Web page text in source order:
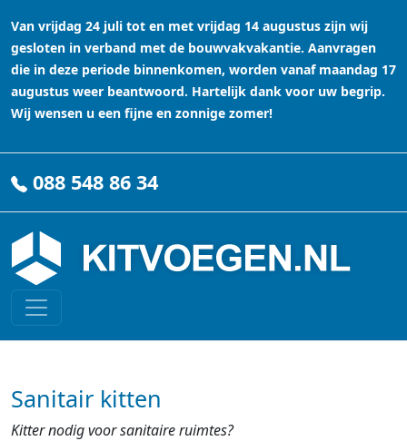
Van vrijdag 24 juli tot en met vrijdag 14 augustus zijn wij
gesloten in verband met de bouwvakvakantie. Aanvragen
die in deze periode binnenkomen, worden vanaf maandag 17
augustus weer beantwoord. Hartelijk dank voor uw begrip.
Wij wensen u een fijne en zonnige zomer!
088 548 86 34
Sanitair kitten
Kitter nodig voor sanitaire ruimtes?